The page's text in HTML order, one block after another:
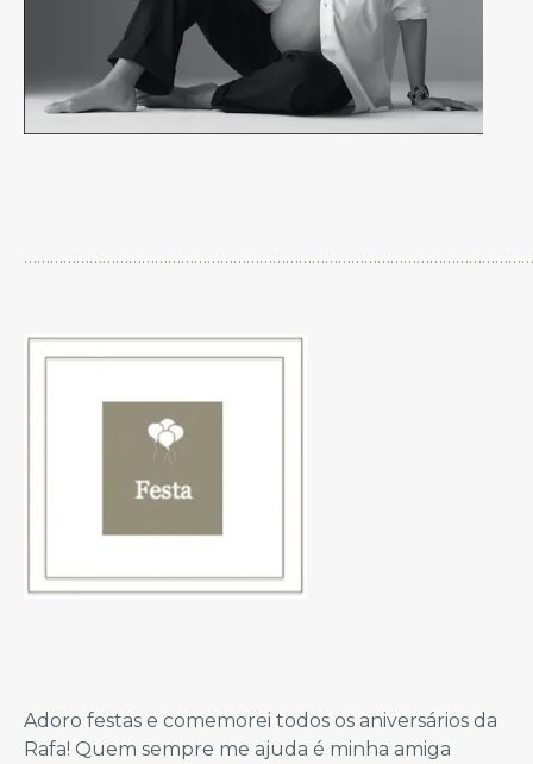
Adoro festas e comemorei todos os aniversários da
Rafa! Quem sempre me ajuda é minha amiga